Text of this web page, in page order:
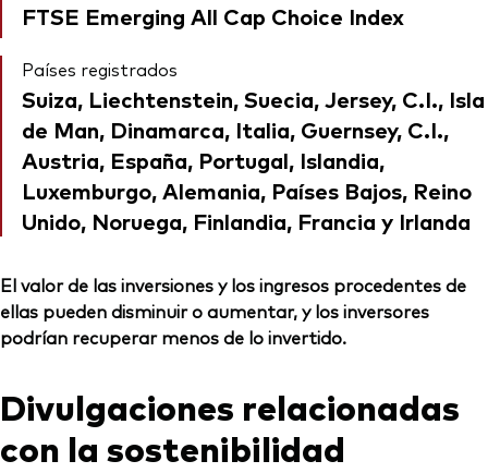
FTSE Emerging All Cap Choice Index
Países registrados
Suiza, Liechtenstein, Suecia, Jersey, C.I., Isla
de Man, Dinamarca, Italia, Guernsey, C.I.,
Austria, España, Portugal, Islandia,
Luxemburgo, Alemania, Países Bajos, Reino
Unido, Noruega, Finlandia, Francia y Irlanda
El valor de las inversiones y los ingresos procedentes de
ellas pueden disminuir o aumentar, y los inversores
podrían recuperar menos de lo invertido.
Divulgaciones relacionadas
con la sostenibilidad